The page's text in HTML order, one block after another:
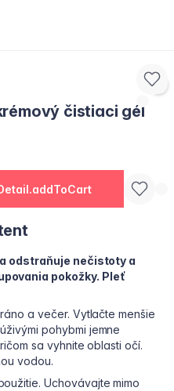
čistiaci gél
odstraňuje nečistoty a
pokožky. Pleť
a večer. Vytlačte menšie
pohybmi jemne
sa vyhnite oblasti očí.
vodou.
Uchovávajte mimo